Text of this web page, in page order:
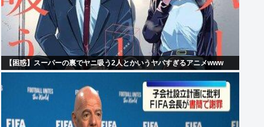
【困惑】スーパーの裏でヤニ吸う2人とかいうヤバすぎるアニメwww